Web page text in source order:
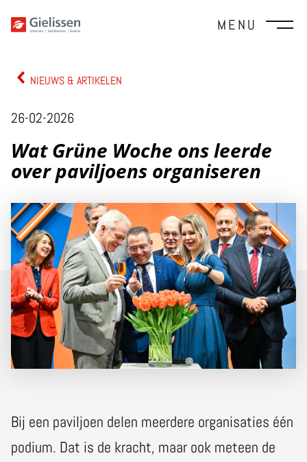
MENU
NIEUWS & ARTIKELEN
26-02-2026
Wat Grüne Woche ons leerde
over paviljoens organiseren
Bij een paviljoen delen meerdere organisaties één
podium. Dat is de kracht, maar ook meteen de